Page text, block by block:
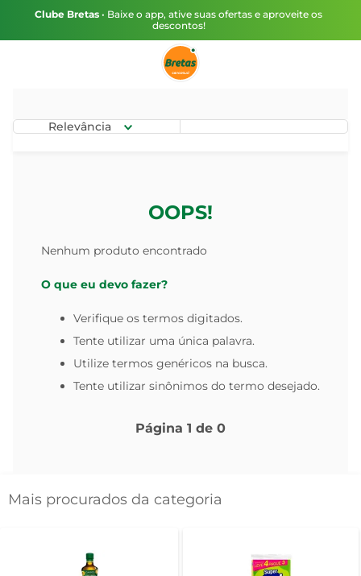
Clube Bretas • Baixe o app, ative suas ofertas e aproveite os
descontos!
Relevância
OOPS!
Nenhum produto encontrado
O que eu devo fazer?
Verifique os termos digitados.
Tente utilizar uma única palavra.
Utilize termos genéricos na busca.
Tente utilizar sinônimos do termo desejado.
Página 1 de 0
Mais procurados da categoria